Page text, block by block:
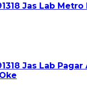
Jas Lab Metro
Jas Lab